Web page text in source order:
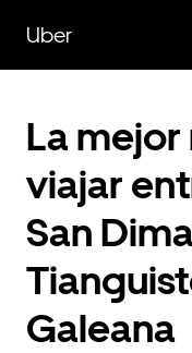
contenido
principal
Uber
La
viajar
San
Galeana